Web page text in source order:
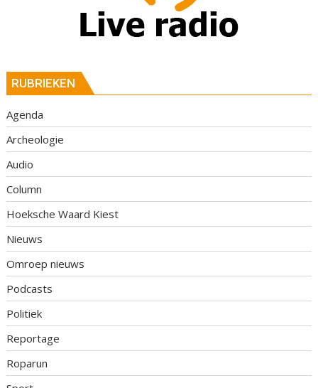
RUBRIEKEN
Agenda
Archeologie
Audio
Column
Hoeksche Waard Kiest
Nieuws
Omroep nieuws
Podcasts
Politiek
Reportage
Roparun